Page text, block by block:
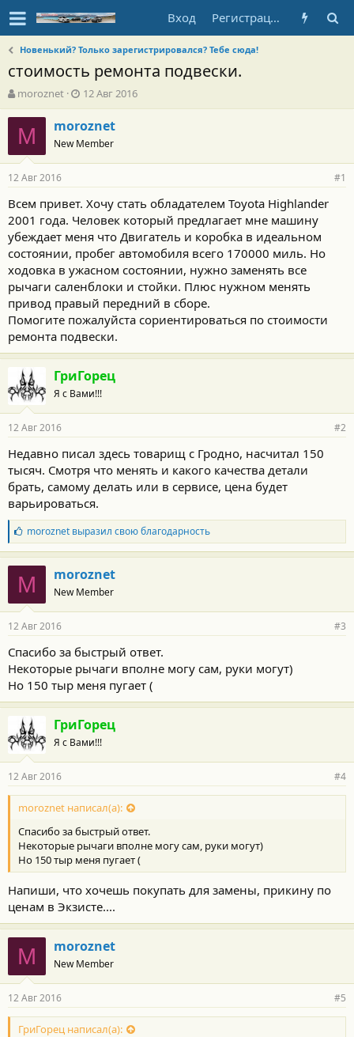
Вход Регистрация
Новенький? Только зарегистрировался? Тебе сюда!
стоимость ремонта подвески.
А
в
т
о
т
е
м
ы
moroznet
Д
а
т
а
н
а
а
л
а
12 Авг 2016
M moroznet
New Member
12 Авг 2016 #1
Всем привет. Хочу стать обладателем Toyota Highlander
2001 года. Человек который предлагает мне машину
убеждает меня что Двигатель и коробка в идеальном
состоянии, пробег автомобиля всего 170000 миль. Но
ходовка в ужасном состоянии, нужно заменять все
рычаги саленблоки и стойки. Плюс нужном менять
привод правый передний в сборе.
Помогите пожалуйста сориентироваться по стоимости
ремонта подвески.
ГриГорец
Я с Вами!!!
12 Авг 2016 #2
Недавно писал здесь товарищ с Гродно, насчитал 150
тысяч. Смотря что менять и какого качества детали
брать, самому делать или в сервисе, цена будет
варьироваться.
Б
л
а
г
о
д
а
н
с
т
и
moroznetвыразил свою благодарность
M moroznet
New Member
12 Авг 2016 #3
Спасибо за быстрый ответ.
Некоторые рычаги вполне могу сам, руки могут)
Но 150 тыр меня пугает (
ГриГорец
Я с Вами!!!
12 Авг 2016 #4
moroznet написал(а):
Спасибо за быстрый ответ.
Некоторые рычаги вполне могу сам, руки могут)
Но 150 тыр меня пугает (
Напиши, что хочешь покупать для замены, прикину по
ценам в Экзисте....
M moroznet
New Member
12 Авг 2016 #5
ГриГорец написал(а):